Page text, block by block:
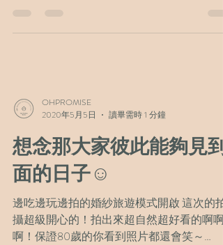
Moment！...
OHPROMISE
2020年5月5日
讀畢需時 1 分鐘
想念那大家彼此能夠見到
面的日子☺️
邊吃邊玩邊拍的婚紗旅遊模式開啟 這次的拍
攝超級開心的！拍出來超自然超好看的啊啊
啊！保證80歲的你看到照片都還會笑～